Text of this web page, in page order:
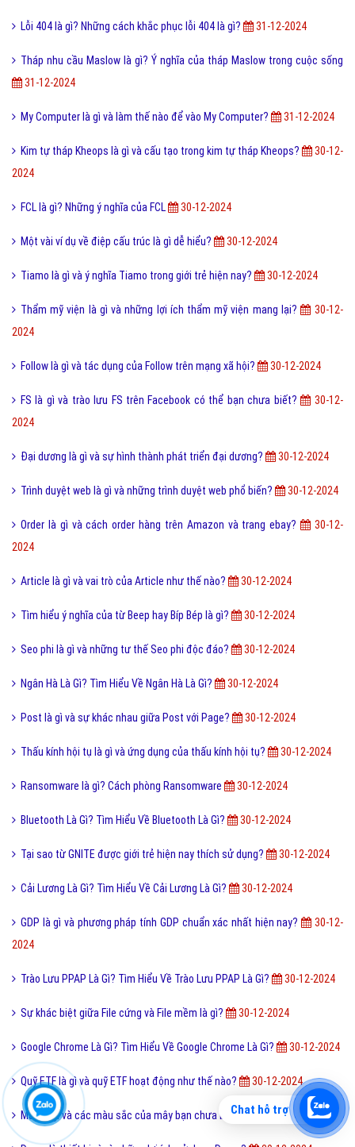
Lỗi 404 là gì? Những cách khắc phục lỗi 404 là gì? 31-12-2024
Tháp nhu cầu Maslow là gì? Ý nghĩa của tháp Maslow trong cuộc sống
31-12-2024
My Computer là gì và làm thế nào để vào My Computer? 31-12-2024
Kim tự tháp Kheops là gì và cấu tạo trong kim tự tháp Kheops?
30-12-
2024
FCL là gì? Những ý nghĩa của FCL 30-12-2024
Một vài ví dụ về điệp cấu trúc là gì dễ hiểu? 30-12-2024
Tiamo là gì và ý nghĩa Tiamo trong giới trẻ hiện nay? 30-12-2024
Thẩm mỹ viện là gì và những lợi ích thẩm mỹ viện mang lại?
30-12-
2024
Follow là gì và tác dụng của Follow trên mạng xã hội? 30-12-2024
FS là gì và trào lưu FS trên Facebook có thể bạn chưa biết?
30-12-
2024
Đại dương là gì và sự hình thành phát triển đại dương? 30-12-2024
Trình duyệt web là gì và những trình duyệt web phổ biến? 30-12-2024
Order là gì và cách order hàng trên Amazon và trang ebay?
30-12-
2024
Article là gì và vai trò của Article như thế nào? 30-12-2024
Tìm hiểu ý nghĩa của từ Beep hay Bíp Bép là gì? 30-12-2024
Seo phi là gì và những tư thế Seo phi độc đáo? 30-12-2024
Ngân Hà Là Gì? Tìm Hiểu Về Ngân Hà Là Gì? 30-12-2024
Post là gì và sự khác nhau giữa Post với Page? 30-12-2024
Thấu kính hội tụ là gì và ứng dụng của thấu kính hội tụ? 30-12-2024
Ransomware là gì? Cách phòng Ransomware 30-12-2024
Bluetooth Là Gì? Tìm Hiểu Về Bluetooth Là Gì? 30-12-2024
Tại sao từ GNITE được giới trẻ hiện nay thích sử dụng? 30-12-2024
Cải Lương Là Gì? Tìm Hiểu Về Cải Lương Là Gì? 30-12-2024
GDP là gì và phương pháp tính GDP chuẩn xác nhất hiện nay?
30-12-
2024
Trào Lưu PPAP Là Gì? Tìm Hiểu Về Trào Lưu PPAP Là Gì? 30-12-2024
Sự khác biệt giữa File cứng và File mềm là gì? 30-12-2024
Google Chrome Là Gì? Tìm Hiểu Về Google Chrome Là Gì? 30-12-2024
Quỹ ETF là gì và quỹ ETF hoạt động như thế nào? 30-12-2024
Mây là gì và các màu sắc của mây bạn chưa biết? 30-12-2024
Chat hỗ trợ